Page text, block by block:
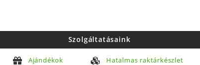
Szolgáltatásaink
Ajándékok Hatalmas raktárkészlet